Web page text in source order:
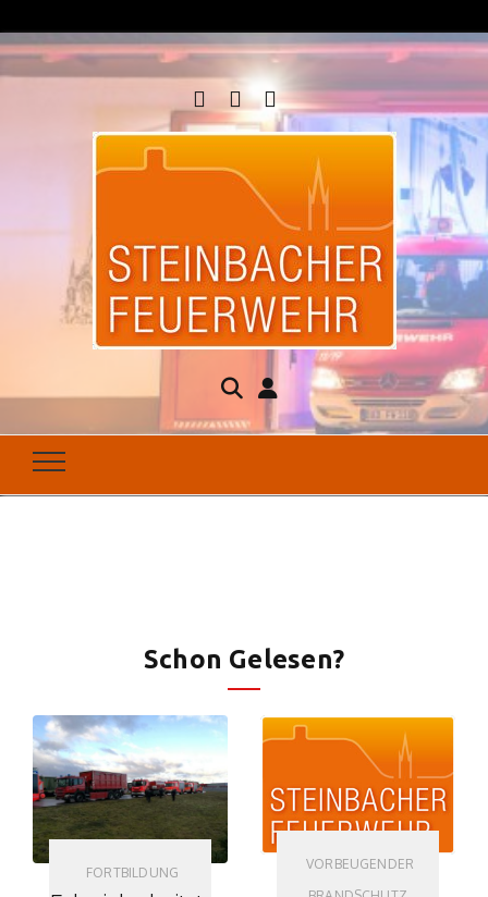
Steinbacher
Feuerwehr
Seit 1877 für Ihren Brandschutz da
Schon Gelesen?
FORTBILDUNG
VORBEUGENDER